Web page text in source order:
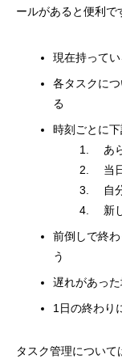
ールがあると便利で
現在持って
各タスクに
る
時刻ごとに
あ
当
自
新
前倒しで終
う
遅れがあっ
1日の終わり
タスク管理につい